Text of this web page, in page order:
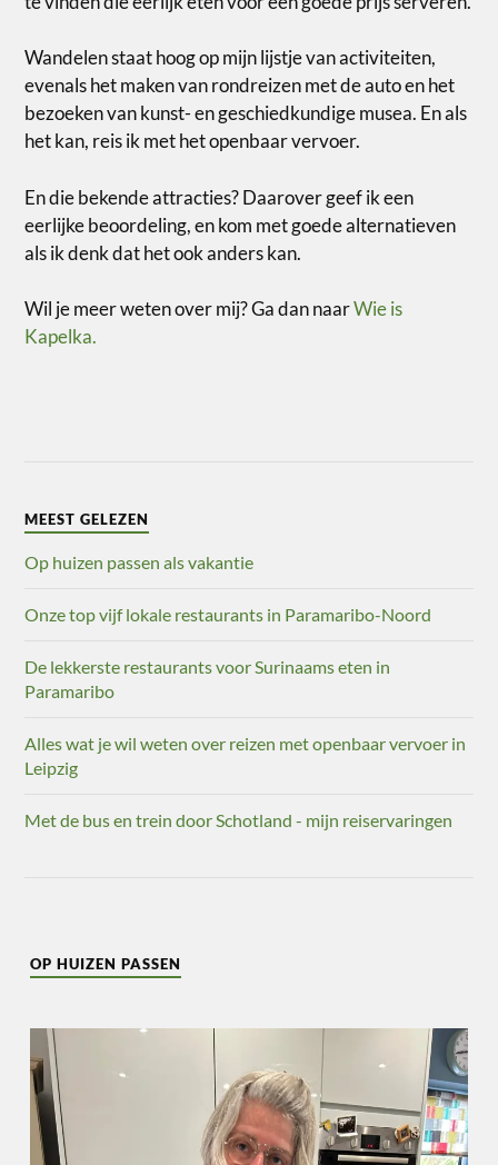
Wandelen staat hoog op mijn lijstje van activiteiten,
evenals het maken van rondreizen met de auto en het
bezoeken van kunst- en geschiedkundige musea. En als
het kan, reis ik met het openbaar vervoer.
En die bekende attracties? Daarover geef ik een
eerlijke beoordeling, en kom met goede alternatieven
als ik denk dat het ook anders kan.
Wil je meer weten over mij? Ga dan naarWie is
Kapelka.
MEEST GELEZEN
Op huizen passen als vakantie
Onze top vijf lokale restaurants in Paramaribo-Noord
De lekkerste restaurants voor Surinaams eten in
Paramaribo
Alles wat je wil weten over reizen met openbaar vervoer in
Leipzig
Met de bus en trein door Schotland - mijn reiservaringen
OP HUIZEN PASSEN